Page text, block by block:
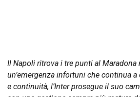
Il Napoli ritrova i tre punti al Maradona
un’emergenza infortuni che continua
e continuità, l’Inter prosegue il suo